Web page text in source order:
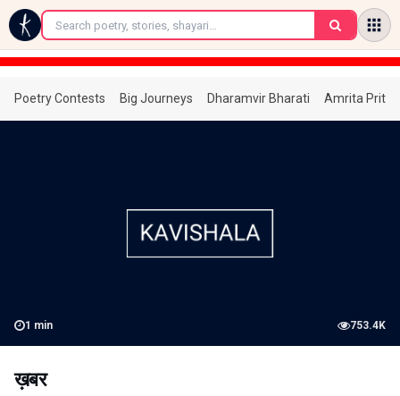
←
Poetry Contests Big Journeys Dharamvir Bharati Amrita
1 min 753.4K
ख़बर